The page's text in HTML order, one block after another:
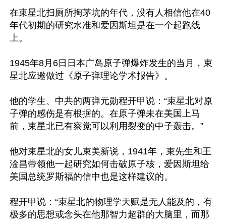
在束星北扫厕所掏茅坑的年代，没有人相信他在40
年代初期的研究水准和爱因斯坦是在一个起跑线
上。
1945年8月6日日本广岛原子弹爆炸发生的当月，束
星北应邀做过《原子弹理论学术报告》。
他的学生、中共的两弹元勋程开甲说：“束星北对原
子弹的感伤是有根据的。在原子弹未在美国上马
前，束星北已有察觉可以利用裂变的中子轰击。”
他对束星北的女儿束美新说，1941年，束先生和王
淦昌带领他一起研究如何击破原子核，爱因斯坦给
美国总统罗斯福的信中也是这样建议的。
程开甲说：“束星北的物理学天赋是无人能及的，有
极多的思想或念头在他那智力超群的大脑里，而那